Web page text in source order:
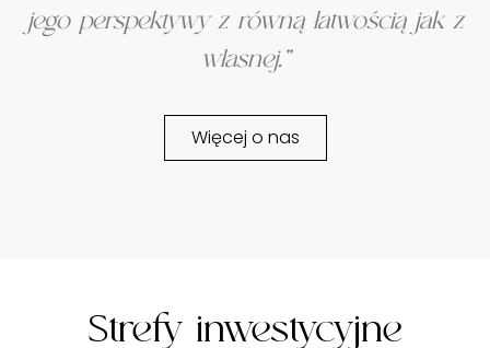
jego perspektywy z równą łatwością jak z
własnej.”
Więcej o nas
Strefy inwestycyjne